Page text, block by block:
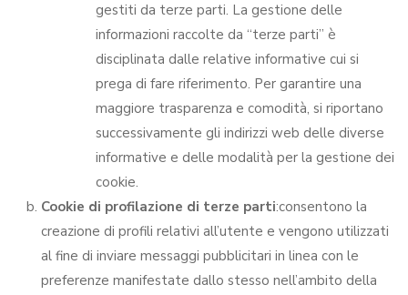
gestiti da terze parti. La gestione delle
informazioni raccolte da “terze parti” è
disciplinata dalle relative informative cui si
prega di fare riferimento. Per garantire una
maggiore trasparenza e comodità, si riportano
successivamente gli indirizzi web delle diverse
informative e delle modalità per la gestione dei
cookie.
Cookie di profilazione di terze parti:consentono la
creazione di profili relativi all’utente e vengono utilizzati
al fine di inviare messaggi pubblicitari in linea con le
preferenze manifestate dallo stesso nell’ambito della